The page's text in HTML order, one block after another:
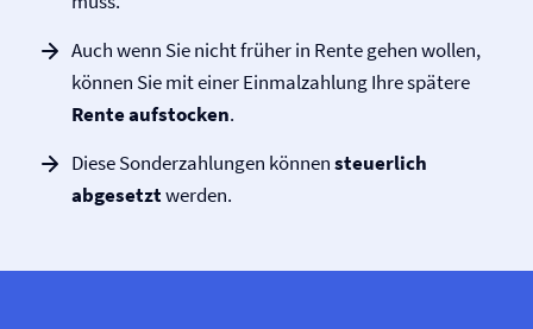
Auch wenn Sie nicht früher in Rente gehen wollen,
können Sie mit einer Einmalzahlung Ihre spätere
Rente aufstocken.
Diese Sonderzahlungen könnensteuerlich
abgesetztwerden.